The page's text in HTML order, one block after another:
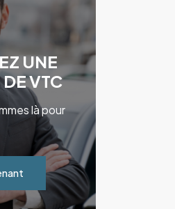
UNE
VTC
là pour